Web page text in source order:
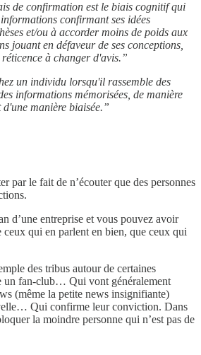
de confirmation est le biais cognitif qui
confirmant ses idées
et/ou à accorder moins de poids aux
jouant en défaveur de ses conceptions,
à changer d'avis.”
un individu lorsqu'il rassemble des
informations mémorisées, de manière
manière biaisée.”
par le fait de n’écouter que des personnes
d’une entreprise et vous pouvez avoir
ceux qui en parlent en bien, que ceux qui
des tribus autour de certaines
fan-club… Qui vont généralement
(même la petite news insignifiante)
Qui confirme leur conviction. Dans
la moindre personne qui n’est pas de